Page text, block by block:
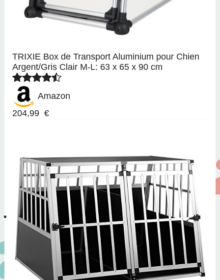
TRIXIE Box de Transport Aluminium pour Chien
Argent/Gris Clair M-L: 63 x 65 x 90 cm
Amazon
204,99 €